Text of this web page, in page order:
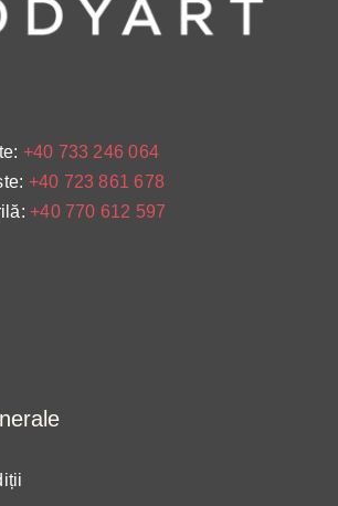
+40 733 246 064
+40 723 861 678
+40 770 612 597